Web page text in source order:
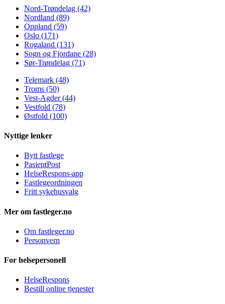
Nord-Trøndelag (42)
Nordland (89)
Oppland (59)
Oslo (171)
Rogaland (131)
Sogn og Fjordane (28)
Sør-Trøndelag (71)
Telemark (48)
Troms (50)
Vest-Agder (44)
Vestfold (78)
Østfold (100)
Nyttige lenker
Bytt fastlege
PasientPost
HelseRespons-app
Fastlegeordningen
Fritt sykehusvalg
Mer om fastleger.no
Om fastleger.no
Personvern
For helsepersonell
HelseRespons
Bestill online tjenester